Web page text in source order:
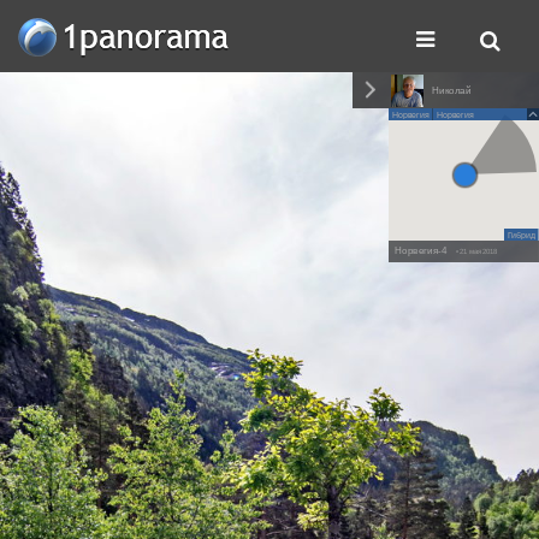
Николай
Норвегия Норвегия
Гибрид
Норвегия-4 • 21 мая 2018